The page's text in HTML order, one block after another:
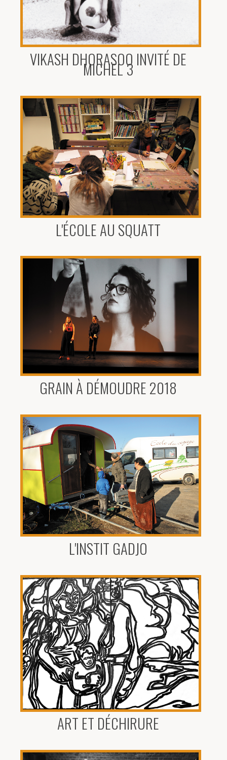
VIKASH DHORASOO INVITÉ DE
MICHEL 3
L'ÉCOLE AU SQUATT
GRAIN À DÉMOUDRE 2018
L'INSTIT GADJO
ART ET DÉCHIRURE